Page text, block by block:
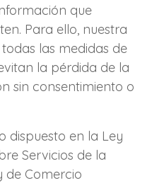
que
Para ello, nuestra
las medidas de
la pérdida de la
sin consentimiento o
dispuesto en la Ley
Servicios de la
de Comercio